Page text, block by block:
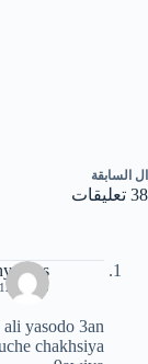
ال السابقة
38 تعليقات
5 مايو، 2012 | 11:50 ص
yasodo 3an
chakhsiya